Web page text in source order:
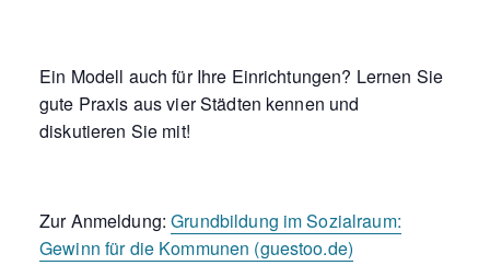
Ein Modell auch für Ihre Einrichtungen? Lernen Sie
gute Praxis aus vier Städten kennen und
diskutieren Sie mit!
Zur Anmeldung:Grundbildung im Sozialraum:
Gewinn für die Kommunen (guestoo.de)